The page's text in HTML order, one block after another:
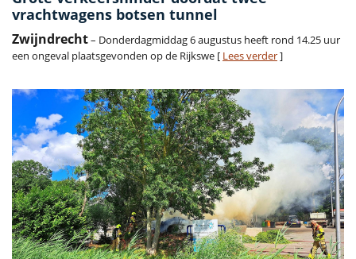
vrachtwagens botsen tunnel
Zwijndrecht– Donderdagmiddag 6 augustus heeft rond 14.25 uur
een ongeval plaatsgevonden op de Rijkswe [ Lees verder]